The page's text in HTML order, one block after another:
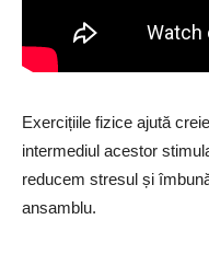
Exercițiile fizice ajută
intermediul acestor
reducem stresul și
ansamblu.